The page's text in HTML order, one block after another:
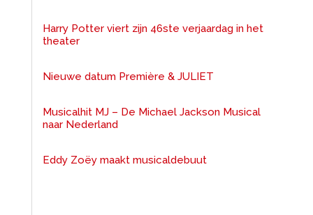
Harry Potter viert zijn 46ste verjaardag in het
theater
Nieuwe datum Première & JULIET
Musicalhit MJ – De Michael Jackson Musical
naar Nederland
Eddy Zoëy maakt musicaldebuut